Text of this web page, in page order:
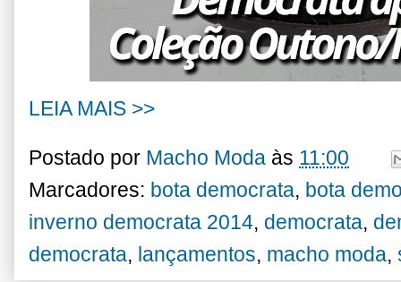
LEIA MAIS >>
Postado por Macho Moda às 11:00
Marcadores: bota democrata, bota
inverno democrata 2014, democrata,
democrata, lançamentos, macho moda,